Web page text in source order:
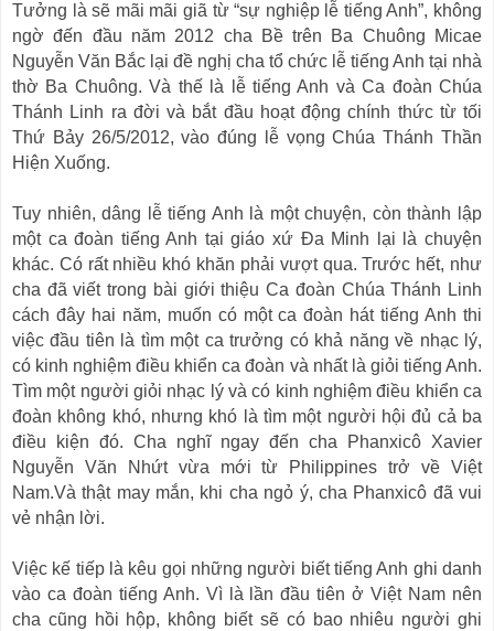
Tưởng là sẽ mãi mãi giã từ “sự nghiệp lễ tiếng Anh”, không
ngờ đến đầu năm 2012 cha Bề trên Ba Chuông Micae
Nguyễn Văn Bắc lại đề nghị cha tổ chức lễ tiếng Anh tại nhà
thờ Ba Chuông. Và thế là lễ tiếng Anh và Ca đoàn Chúa
Thánh Linh ra đời và bắt đầu hoạt động chính thức từ tối
Thứ Bảy 26/5/2012, vào đúng lễ vọng Chúa Thánh Thần
Hiện Xuống.
Tuy nhiên, dâng lễ tiếng Anh là một chuyện, còn thành lập
một ca đoàn tiếng Anh tại giáo xứ Đa Minh lại là chuyện
khác. Có rất nhiều khó khăn phải vượt qua. Trước hết, như
cha đã viết trong bài giới thiệu Ca đoàn Chúa Thánh Linh
cách đây hai năm, muốn có một ca đoàn hát tiếng Anh thi
việc đầu tiên là tìm một ca trưởng có khả năng về nhạc lý,
có kinh nghiệm điều khiển ca đoàn và nhất là giỏi tiếng Anh.
Tìm một người giỏi nhạc lý và có kinh nghiệm điều khiển ca
đoàn không khó, nhưng khó là tìm một người hội đủ cả ba
điều kiện đó. Cha nghĩ ngay đến cha Phanxicô Xavier
Nguyễn Văn Nhứt vừa mới từ Philippines trở về Việt
Nam.Và thật may mắn, khi cha ngỏ ý, cha Phanxicô đã vui
vẻ nhận lời.
Việc kế tiếp là kêu gọi những người biết tiếng Anh ghi danh
vào ca đoàn tiếng Anh. Vì là lần đầu tiên ở Việt Nam nên
cha cũng hồi hộp, không biết sẽ có bao nhiêu người ghi